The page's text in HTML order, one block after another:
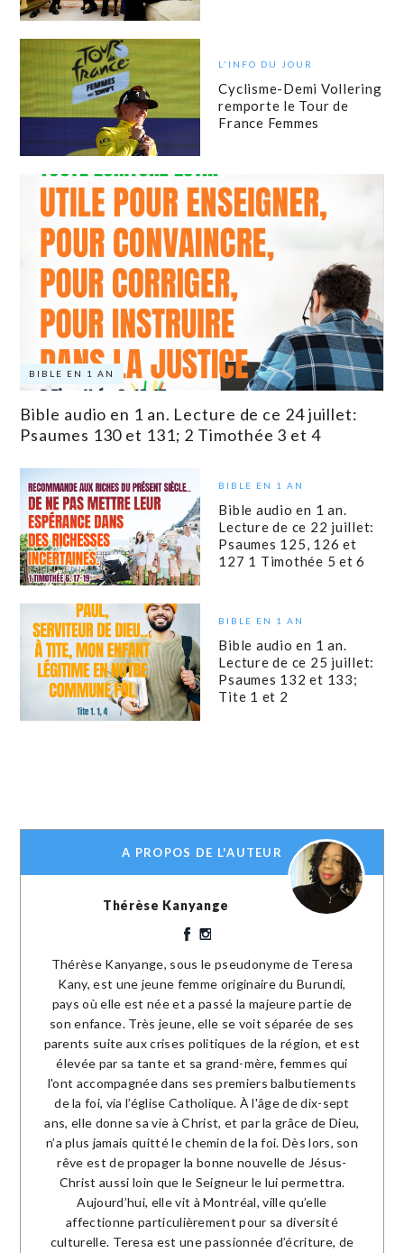
L'INFO DU JOUR
Cyclisme-Demi Vollering
remporte le Tour de
France Femmes
BIBLE EN 1 AN
Bible audio en 1 an. Lecture de ce 24 juillet:
Psaumes 130 et 131; 2 Timothée 3 et 4
BIBLE EN 1 AN
Bible audio en 1 an.
Lecture de ce 22 juillet:
Psaumes 125, 126 et
127 1 Timothée 5 et 6
BIBLE EN 1 AN
Bible audio en 1 an.
Lecture de ce 25 juillet:
Psaumes 132 et 133;
Tite 1 et 2
A PROPOS DE L'AUTEUR
Thérèse Kanyange
Thérèse Kanyange, sous le pseudonyme de Teresa
Kany, est une jeune femme originaire du Burundi,
pays où elle est née et a passé la majeure partie de
son enfance. Très jeune, elle se voit séparée de ses
parents suite aux crises politiques de la région, et est
élevée par sa tante et sa grand-mère, femmes qui
l'ont accompagnée dans ses premiers balbutiements
de la foi, via l’église Catholique. À l'âge de dix-sept
ans, elle donne sa vie à Christ, et par la grâce de Dieu,
n’a plus jamais quitté le chemin de la foi. Dès lors, son
rêve est de propager la bonne nouvelle de Jésus-
Christ aussi loin que le Seigneur le lui permettra.
Aujourd’hui, elle vit à Montréal, ville qu’elle
affectionne particulièrement pour sa diversité
culturelle. Teresa est une passionnée d’écriture, de